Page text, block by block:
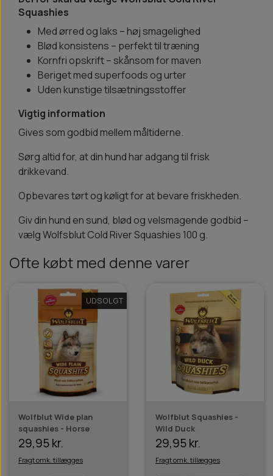
Squashies
Med ørred og laks – høj smagelighed
Blød konsistens – perfekt til træning
Kornfri opskrift – skånsom for maven
Beriget med superfoods og urter
Uden kunstige tilsætningsstoffer
Vigtig information
Gives som godbid mellem måltiderne.
Sørg altid for, at din hund har adgang til frisk
drikkevand.
Opbevares tørt og køligt for at bevare friskheden.
Giv din hund en sund, blød og velsmagende godbid –
vælg Wolfsblut Cold River Squashies 100 g.
Ofte købt med denne varer
UDSOLGT
Wolfblut Wide plan
squashies - Horse
29,95 kr.
Fragt omk. tillægges
Wolfblut Squashies -
Wild Duck
29,95 kr.
Fragt omk. tillægges